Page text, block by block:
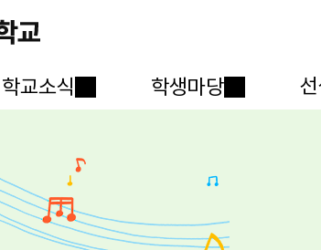
학교소식 학생마당